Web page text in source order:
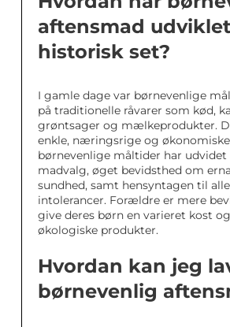
aftensmad
historisk set?
I gamle dage var børnevenlige
på traditionelle råvarer som kød,
grøntsager og mælkeprodukter.
enkle, næringsrige og
børnevenlige måltider har udvidet
madvalg, øget bevidsthed om
sundhed, samt hensyntagen til
intolerancer. Forældre er mere
give deres børn en varieret kost
økologiske produkter.
Hvordan kan jeg
børnevenlig